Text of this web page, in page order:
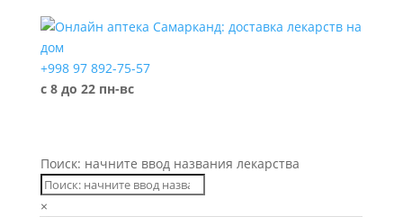
+998 97 892-75-57
с 8 до 22 пн-вс
Поиск: начните ввод названия лекарства
×